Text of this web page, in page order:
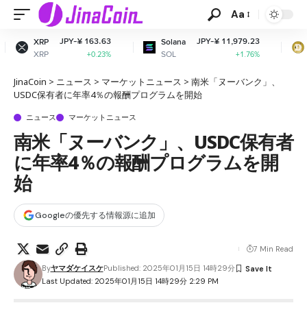
Aa
163.63
+0.23%
Solana
SOL
JPY-¥ 11,979.23
+1.76%
Dogecoin
DOGE
JPY-¥
-
JinaCoin > ニュース > マーケットニュース > 南米「ヌーバンク」、
USDC保有者に年率4％の報酬プログラムを開始
ニュース マーケットニュース
南米「ヌーバンク」、USDC保有者
に年率4％の報酬プログラムを開
始
Googleの優先する情報源に追加
Last Updated: 2025年01月15日 14時29分 2:29 PM
ByヤマダケイスケPublished: 2025年01月15日 14時29分
7 Min Read